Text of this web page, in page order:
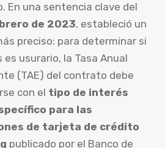
En una sentencia clave del
de 2023, estableció un
preciso: para determinar si
es usurario, la Tasa Anual
(TAE) del contrato debe
con el tipo de interés
para las
de tarjeta de crédito
publicado por el Banco de